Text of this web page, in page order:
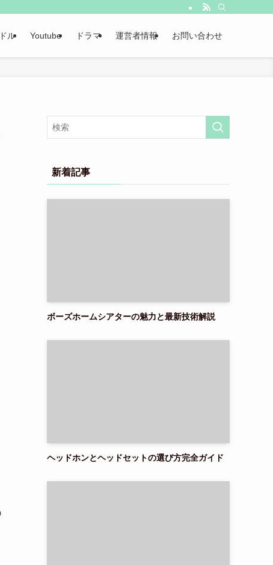
ル Youtube ドラマ 運営者情報 お問い合わせ
新着記事
ボーズホームシアターの魅力と最新技術解説
ヘッドホンとヘッドセットの選び方完全ガイド